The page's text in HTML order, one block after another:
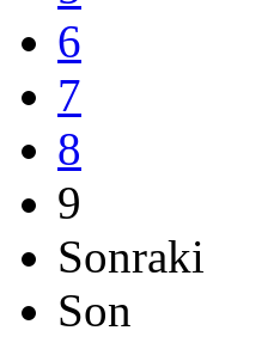
6
7
8
9
Sonraki
Son